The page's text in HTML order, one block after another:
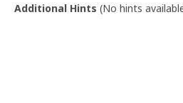
Additional Hints (No hints